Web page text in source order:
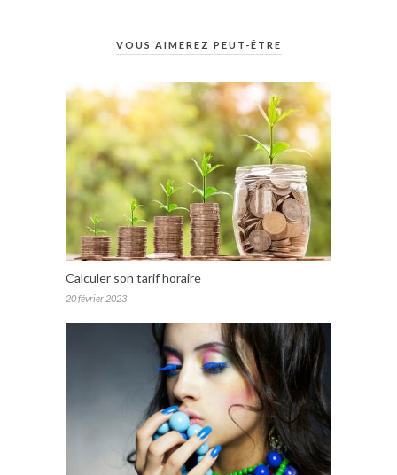
VOUS AIMEREZ PEUT-ÊTRE
Calculer son tarif horaire
20 février 2023